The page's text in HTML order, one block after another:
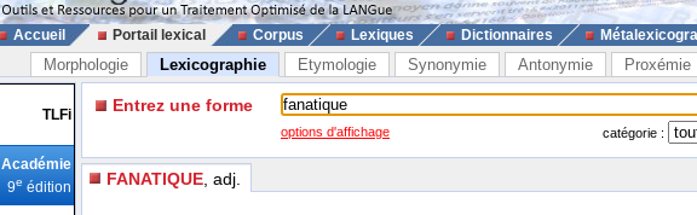
Accueil Portail lexical Corpus Lexiques Dictionnaires
Morphologie Lexicographie Etymologie Synonymie Antonymie Proxémie
TLFi
Académie
9e édition
Entrez une forme
options d'affichage catégorie :
FANATIQUE , adj.